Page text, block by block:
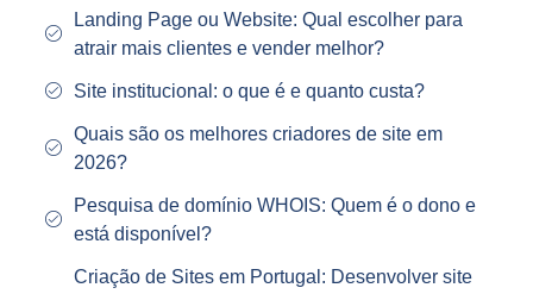
Landing Page ou Website: Qual escolher para
atrair mais clientes e vender melhor?
Site institucional: o que é e quanto custa?
Quais são os melhores criadores de site em
2026?
Pesquisa de domínio WHOIS: Quem é o dono e
está disponível?
Criação de Sites em Portugal: Desenvolver site